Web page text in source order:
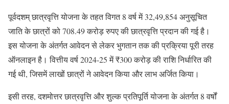
पूर्वदशम् छात्रवृत्ति योजना के तहत विगत 8 वर्ष में 32,49,854 अनुसूचित
जाति के छात्रों को 708.49 करोड़ रुपए की छात्रवृत्ति प्रदान की गई है।
इस योजना के अंतर्गत आवेदन से लेकर भुगतान तक की प्रक्रिया पूरी तरह
ऑनलाइन है। वित्तीय वर्ष 2024-25 में ₹300 करोड़ की राशि निर्धारित की
गई थी, जिसमें लाखों छात्रों ने आवेदन किया और लाभ अर्जित किया।
इसी तरह, दशमोत्तर छात्रवृत्ति और शुल्क प्रतिपूर्ति योजना के अंतर्गत 8 वर्षों